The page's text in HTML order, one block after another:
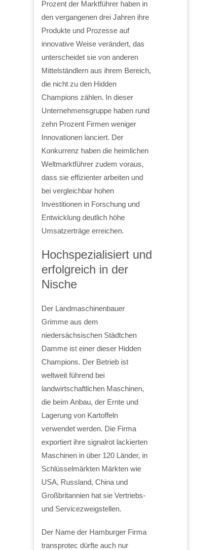
Prozent der Marktführer haben in
den vergangenen drei Jahren ihre
Produkte und Prozesse auf
innovative Weise verändert, das
unterscheidet sie von anderen
Mittelständlern aus ihrem Bereich,
die nicht zu den Hidden
Champions zählen. In dieser
Unternehmensgruppe haben rund
zehn Prozent Firmen weniger
Innovationen lanciert. Der
Konkurrenz haben die heimlichen
Weltmarktführer zudem voraus,
dass sie effizienter arbeiten und
bei vergleichbar hohen
Investitionen in Forschung und
Entwicklung deutlich höhe
Umsatzerträge erreichen.
Hochspezialisiert und
erfolgreich in der
Nische
Der Landmaschinenbauer
Grimme aus dem
niedersächsischen Städtchen
Damme ist einer dieser Hidden
Champions. Der Betrieb ist
weltweit führend bei
landwirtschaftlichen Maschinen,
die beim Anbau, der Ernte und
Lagerung von Kartoffeln
verwendet werden. Die Firma
exportiert ihre signalrot lackierten
Maschinen in über 120 Länder, in
Schlüsselmärkten Märkten wie
USA, Russland, China und
Großbritannien hat sie Vertriebs-
und Servicezweigstellen.
Der Name der Hamburger Firma
transprotec dürfte auch nur